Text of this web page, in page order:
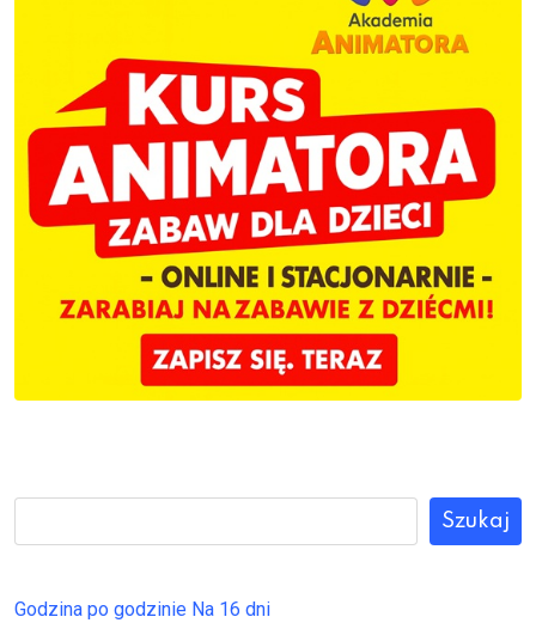
Szukaj
Godzina po godzinie Na 16 dni